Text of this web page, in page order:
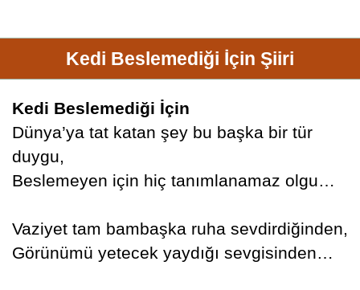
Kedi Beslemediği İçin Şiiri
Kedi Beslemediği İçin
Dünya’ya tat katan şey bu başka bir tür
duygu,
Beslemeyen için hiç tanımlanamaz olgu…
Vaziyet tam bambaşka ruha sevdirdiğinden,
Görünümü yetecek yaydığı sevgisinden…